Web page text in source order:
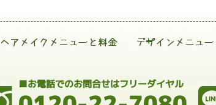
ヘアメイクメニューと料金 デザインメニュ
■お電話でのお問合せはフリーダイヤル